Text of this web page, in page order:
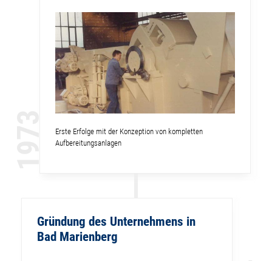
Erste Erfolge mit der Konzeption von kompletten
Aufbereitungsanlagen
Gründung des Unternehmens in
Bad Marienberg